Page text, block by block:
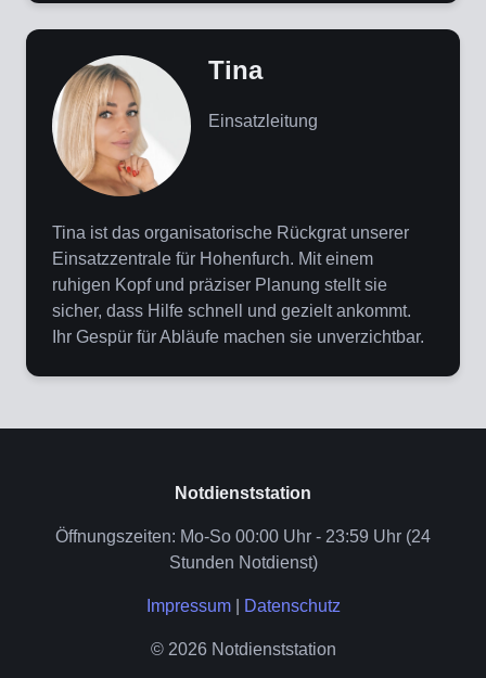
Tina
Einsatzleitung
Tina ist das organisatorische Rückgrat unserer
Einsatzzentrale für Hohenfurch. Mit einem
ruhigen Kopf und präziser Planung stellt sie
sicher, dass Hilfe schnell und gezielt ankommt.
Ihr Gespür für Abläufe machen sie unverzichtbar.
Notdienststation
Öffnungszeiten: Mo-So 00:00 Uhr - 23:59 Uhr (24
Stunden Notdienst)
Impressum| Datenschutz
© 2026 Notdienststation